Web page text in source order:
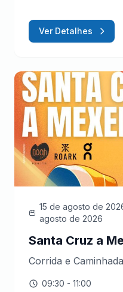
Ver Detalhes
15 de agosto de
agosto de 2026
Santa Cruz a
Corrida e
09:30 - 11:00